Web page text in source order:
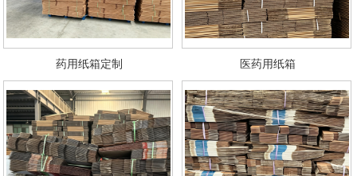
厂房实景
荣誉资质
在线留言
联系我们
药用纸箱定制 医药用纸箱